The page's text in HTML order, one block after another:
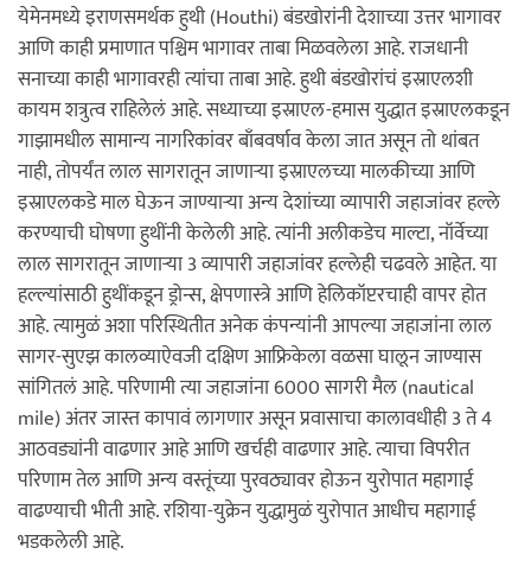
येमेनमध्ये इराणसमर्थक हुथी (Houthi) बंडखोरांनी देशाच्या उत्तर भागावर
आणि काही प्रमाणात पश्चिम भागावर ताबा मिळवलेला आहे. राजधानी
सनाच्या काही भागावरही त्यांचा ताबा आहे. हुथी बंडखोरांचं इस्राएलशी
कायम शत्रुत्व राहिलेलं आहे. सध्याच्या इस्राएल-हमास युद्धात इस्राएलकडून
गाझामधील सामान्य नागरिकांवर बाँबवर्षाव केला जात असून तो थांबत
नाही, तोपर्यंत लाल सागरातून जाणाऱ्या इस्राएलच्या मालकीच्या आणि
इस्राएलकडे माल घेऊन जाण्याऱ्या अन्य देशांच्या व्यापारी जहाजांवर हल्ले
करण्याची घोषणा हुथींनी केलेली आहे. त्यांनी अलीकडेच माल्टा, नॉर्वेच्या
लाल सागरातून जाणाऱ्या 3 व्यापारी जहाजांवर हल्लेही चढवले आहेत. या
हल्ल्यांसाठी हुथींकडून ड्रोन्स, क्षेपणास्त्रे आणि हेलिकॉप्टरचाही वापर होत
आहे. त्यामुळं अशा परिस्थितीत अनेक कंपन्यांनी आपल्या जहाजांना लाल
सागर-सुएझ कालव्याऐवजी दक्षिण आफ्रिकेला वळसा घालून जाण्यास
सांगितलं आहे. परिणामी त्या जहाजांना 6000 सागरी मैल (nautical
mile) अंतर जास्त कापावं लागणार असून प्रवासाचा कालावधीही 3 ते 4
आठवड्यांनी वाढणार आहे आणि खर्चही वाढणार आहे. त्याचा विपरीत
परिणाम तेल आणि अन्य वस्तूंच्या पुरवठ्यावर होऊन युरोपात महागाई
वाढण्याची भीती आहे. रशिया-युक्रेन युद्धामुळं युरोपात आधीच महागाई
भडकलेली आहे.